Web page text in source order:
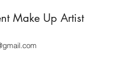
Make Up Artist